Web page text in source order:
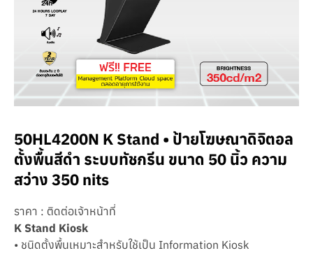
50HL4200N K Stand • ป้ายโฆษณาดิจิตอล
ตั้งพื้นสีดำ ระบบทัชกรีน ขนาด 50 นิ้ว ความ
สว่าง 350 nits
ราคา : ติดต่อเจ้าหน้าที่
K Stand Kiosk
• ชนิดตั้งพื้นเหมาะสำหรับใช้เป็น Information Kiosk